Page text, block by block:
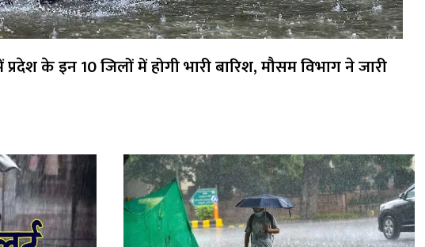
के इन 10 जिलों में होगी भारी बारिश, मौसम विभाग ने जारी